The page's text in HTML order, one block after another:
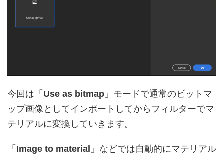
今回は「 Use as bitmap 」モードで通常のビットマ
ップ画像としてインポートしてからフィルターでマ
テリアルに変換していきます。
「 Image to material 」などでは自動的にマテリアル